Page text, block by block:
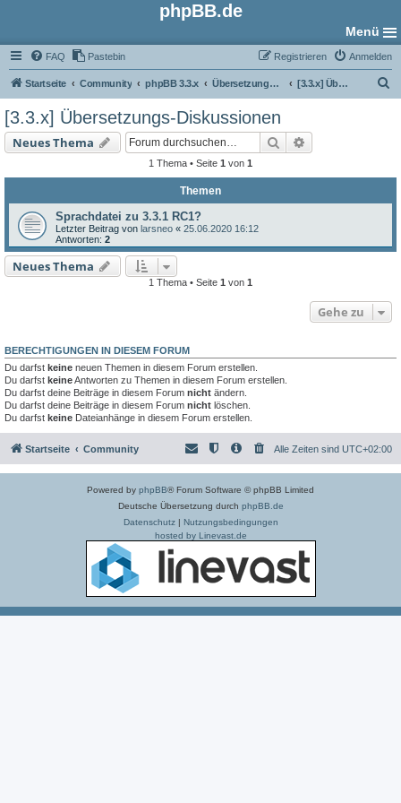
phpBB.de
Menü
FAQ Pastebin Anmelden
Registrieren
Startseite Community phpBB 3.3.x Übersetzungs-Foren [3.3.x] Übersetzungs-Diskussionen
[3.3.x] Übersetzungs-Diskussionen
Neues Thema Suche
1 Thema • Seite 1 von 1
Themen
Sprachdatei zu 3.3.1 RC1?
Letzter Beitrag von larsneo « 25.06.2020 16:12
Antworten: 2
Neues Thema
1 Thema • Seite 1 von 1
Gehe zu
BERECHTIGUNGEN IN DIESEM FORUM
Du darfst keine neuen Themen in diesem Forum erstellen.
Du darfst keineAntworten zu Themen in diesem Forum erstellen.
Du darfst deine Beiträge in diesem Forum nicht ändern.
Du darfst deine Beiträge in diesem Forum nicht löschen.
Du darfst keine Dateianhänge in diesem Forum erstellen.
Startseite Community Alle Zeiten sind UTC+02:00
Powered by phpBB® Forum Software © phpBB Limited
Deutsche Übersetzung durch phpBB.de
Datenschutz| Nutzungsbedingungen
hosted by Linevast.de